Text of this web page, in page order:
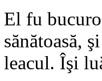
El fu
sănătoasă,
leacul. Îşi